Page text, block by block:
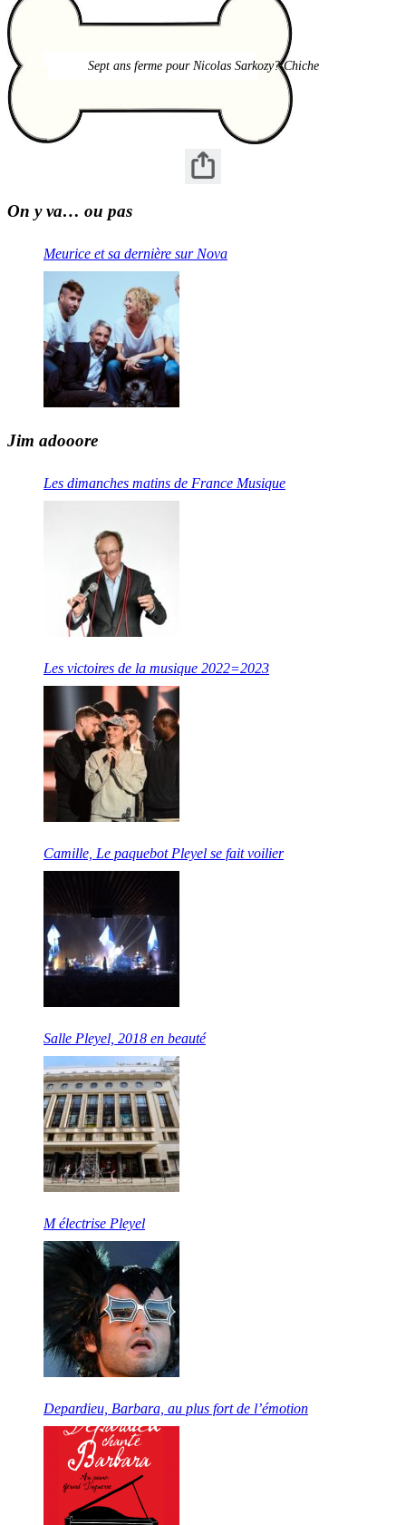
Sept ans ferme pour Nicolas Sarkozy? Chiche
On y va… ou pas
Meurice et sa dernière sur Nova
Jim adooore
Les dimanches matins de France Musique
Les victoires de la musique 2022=2023
Camille, Le paquebot Pleyel se fait voilier
Salle Pleyel, 2018 en beauté
M électrise Pleyel
Depardieu, Barbara, au plus fort de l’émotion